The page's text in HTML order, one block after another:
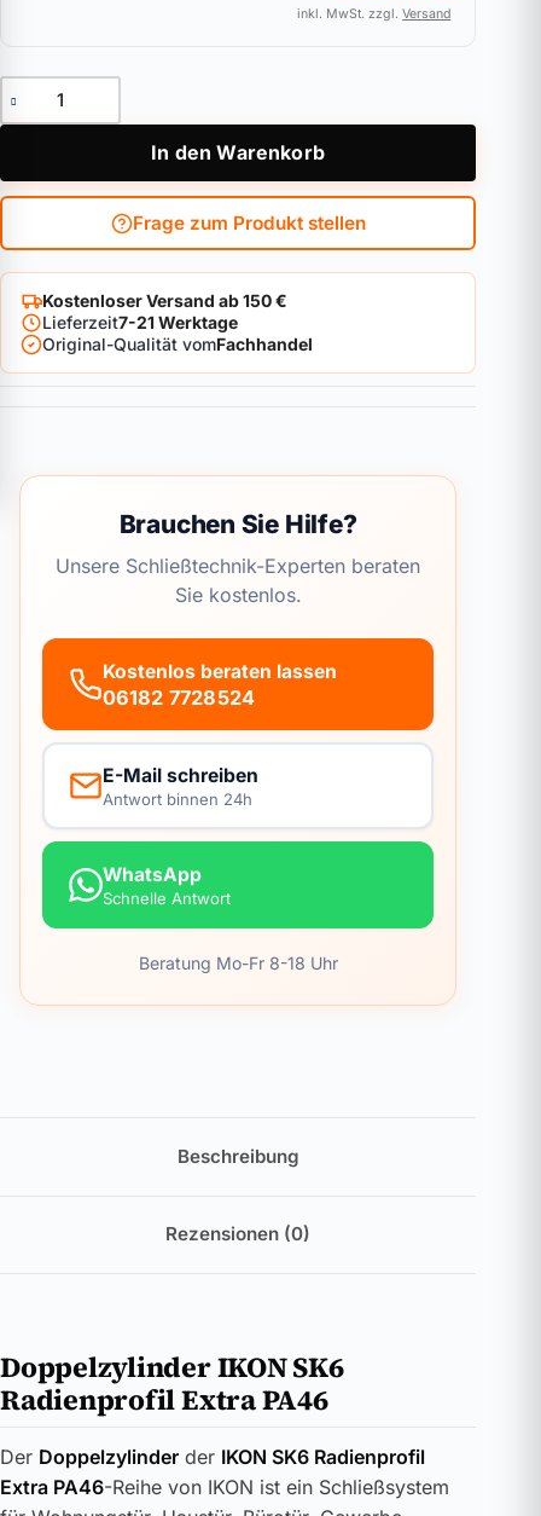
inkl. MwSt. zzgl.Versand
Doppelzylinder für Biffar ASSA ABLOY Zeiss IKON SK6 46
In den Warenkorb
Frage zum Produkt stellen
Kostenloser Versand ab 150 €
Lieferzeit7-21 Werktage
Original-Qualität vomFachhandel
Brauchen Sie Hilfe?
Unsere Schließtechnik-Experten beraten
Sie kostenlos.
Kostenlos beraten lassen
06182 7728524
E-Mail schreiben
Antwort binnen 24h
WhatsApp
Schnelle Antwort
Beratung Mo-Fr 8-18 Uhr
Beschreibung
Rezensionen (0)
Doppelzylinder IKON SK6
Radienprofil Extra PA46
Der Doppelzylinder der IKON SK6 Radienprofil
Extra PA46-Reihe von IKON ist ein Schließsystem